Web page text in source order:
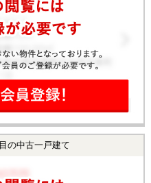
の中古一戸建て